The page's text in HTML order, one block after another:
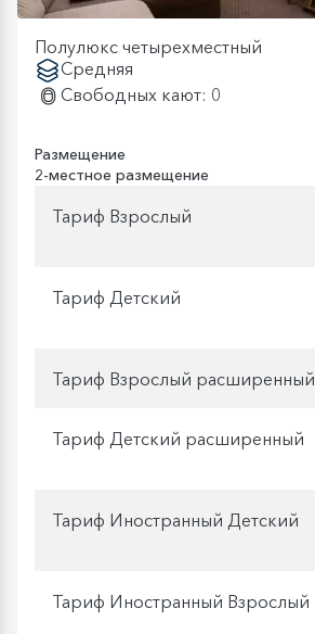
Полулюкс четырехместный
Средняя
Свободных кают: 0
Размещение
2-местное размещение
Тариф Взрослый
Тариф Детский
Тариф Взрослый расширенный
Тариф Детский расширенный
Тариф Иностранный Детский
Тариф Иностранный Взрослый